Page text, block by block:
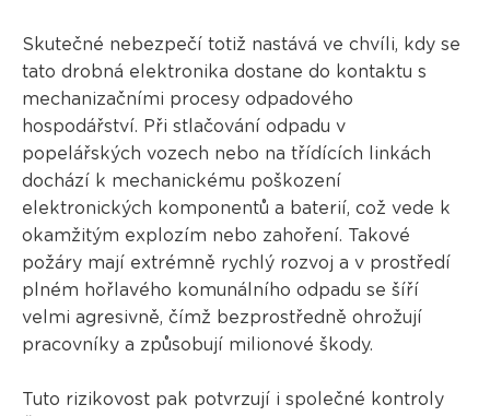
Skutečné nebezpečí totiž nastává ve chvíli, kdy se
tato drobná elektronika dostane do kontaktu s
mechanizačními procesy odpadového
hospodářství. Při stlačování odpadu v
popelářských vozech nebo na třídících linkách
dochází k mechanickému poškození
elektronických komponentů a baterií, což vede k
okamžitým explozím nebo zahoření. Takové
požáry mají extrémně rychlý rozvoj a v prostředí
plném hořlavého komunálního odpadu se šíří
velmi agresivně, čímž bezprostředně ohrožují
pracovníky a způsobují milionové škody.
Tuto rizikovost pak potvrzují i společné kontroly